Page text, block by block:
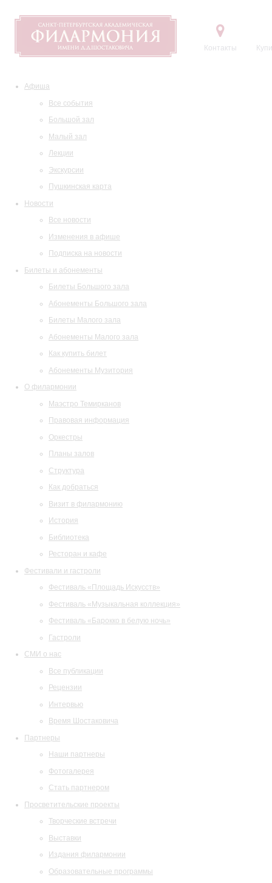
Контакты
Афиша
Все события
Большой зал
Малый зал
Лекции
Экскурсии
Пушкинская карта
Новости
Все новости
Изменения в афише
Подписка на новости
Билеты и абонементы
Билеты Большого зала
Абонементы Большого зала
Билеты Малого зала
Абонементы Малого зала
Как купить билет
Абонементы Музитория
О филармонии
Маэстро Темирканов
Правовая информация
Оркестры
Планы залов
Структура
Как добраться
Визит в филармонию
История
Библиотека
Ресторан и кафе
Фестивали и гастроли
Фестиваль «Площадь Искусств»
Фестиваль «Музыкальная коллекция»
Фестиваль «Барокко в белую ночь»
Гастроли
СМИ о нас
Все публикации
Рецензии
Интервью
Время Шостаковича
Партнеры
Наши партнеры
Фотогалерея
Стать партнером
Просветительские проекты
Творческие встречи
Выставки
Издания филармонии
Образовательные программы